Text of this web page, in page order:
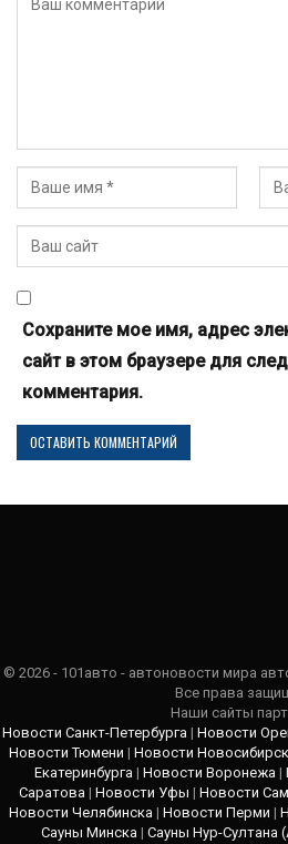
Сохраните мое имя, адрес
сайт в этом браузере для
комментария.
© 2026 - 101авто - автоновости мира
Все права
Наши сайты
Новости Санкт-Петербурга | Новости
Новости Тюмени | Новости
Екатеринбурга | Новости Воронежа |
Саратова| Новости Уфы | Новости
Новости Челябинска| Новости Перми |
Сауны Минска | Сауны Нур-Султана